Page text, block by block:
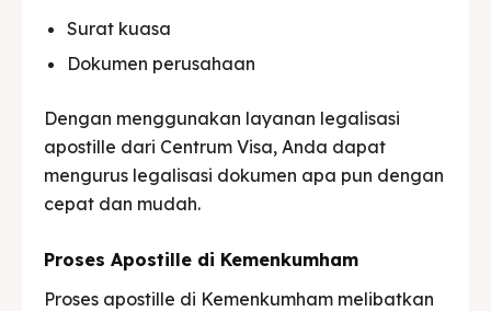
Surat kuasa
Dokumen perusahaan
Dengan menggunakan layanan legalisasi
apostille dari Centrum Visa, Anda dapat
mengurus legalisasi dokumen apa pun dengan
cepat dan mudah.
Proses Apostille di Kemenkumham
Proses apostille di Kemenkumham melibatkan